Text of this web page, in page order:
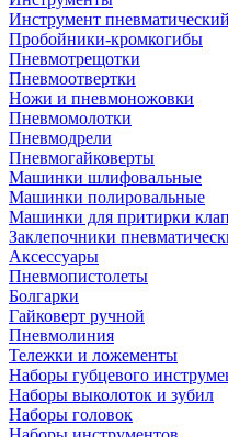
Инструмент пневматический
Пробойники-кромкогибы
Пневмотрещотки
Пневмоотвертки
Ножи и пневмоножовки
Пневмомолотки
Пневмодрели
Пневмогайковерты
Машинки шлифовальные
Машинки полировальные
Машинки для притирки
Заклепочники
Аксессуары
Пневмопистолеты
Болгарки
Гайковерт ручной
Пневмолиния
Тележки и ложементы
Наборы губцевого
Наборы выколоток и зубил
Наборы головок